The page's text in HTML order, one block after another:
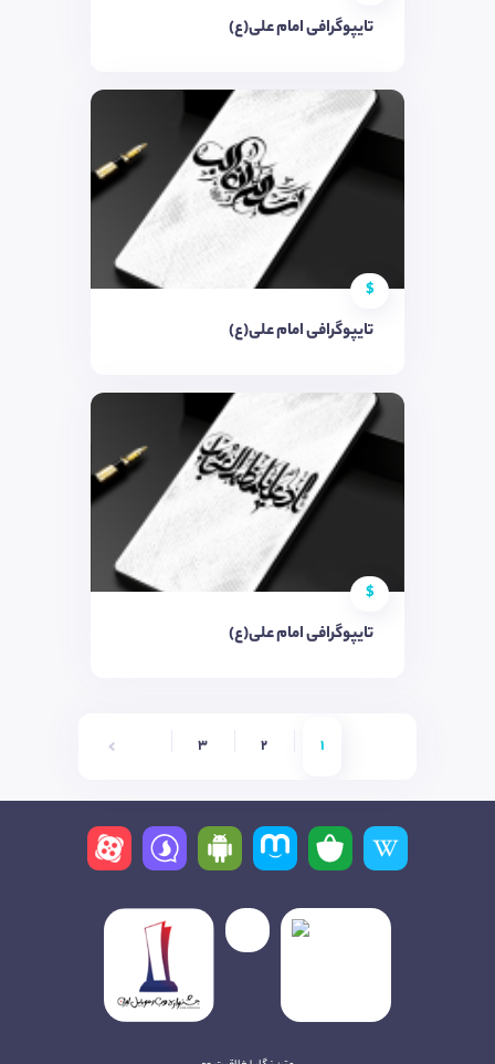
تایپوگرافی امام علی(ع)
$
تایپوگرافی امام علی(ع)
$
تایپوگرافی امام علی(ع)
1
2
3